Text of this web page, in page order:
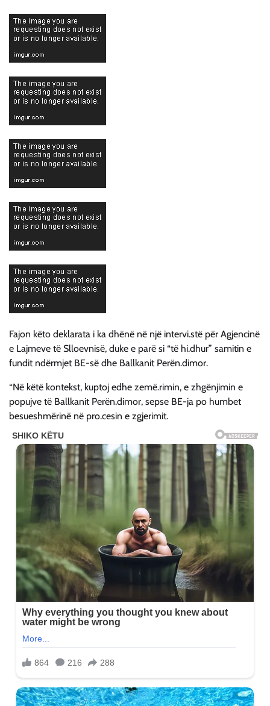
Fajon këto deklarata i ka dhënë në një intervi.stë për Agjencinë
e Lajmeve të Slloevnisë, duke e parë si “të hi.dhur” samitin e
fundit ndërmjet BE-së dhe Ballkanit Perën.dimor.
“Në këtë kontekst, kuptoj edhe zemë.rimin, e zhgënjimin e
popujve të Ballkanit Perën.dimor, sepse BE-ja po humbet
besueshmërinë në pro.cesin e zgjerimit.